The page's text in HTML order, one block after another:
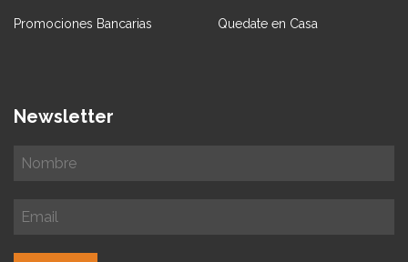
Promociones Bancarias Quedate en Casa
Newsletter